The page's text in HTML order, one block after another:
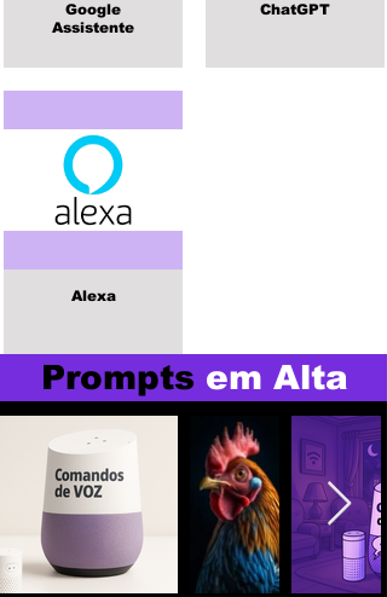
Google
Assistente
ChatGPT
Alexa
Prompts em Alta